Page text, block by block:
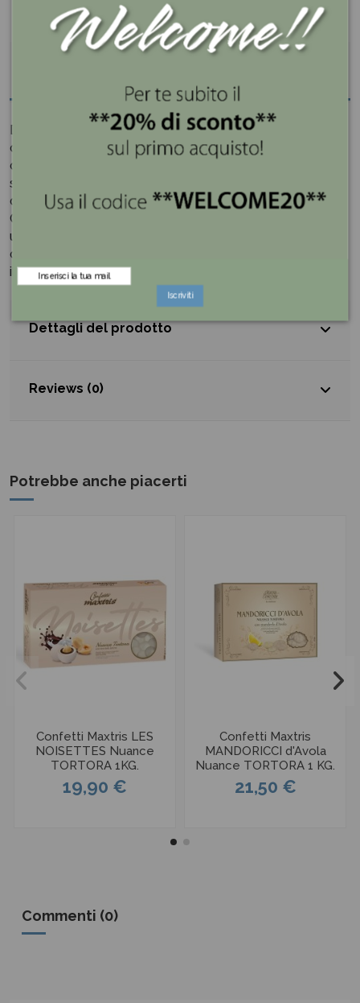
Dai un tocco di dolcezza e gioia alle tue celebrazioni
con l'esclusiva collezione di confettiMaxtris
confetto è un piccolo scrigno di felicità, pronto a
sprigionare allegria e colore durante i momenti speciali
della tua vita.
Che tu stia celebrando un compleanno, un matrimonio,
una laurea o semplicemente la gioia di vivere, i nostri
confetti sono pronti a essere la scintilla di felicità che
illumina il tuo evento.
Dettagli del prodotto
Reviews (0)
Potrebbe anche piacerti
Confetti Maxtris LES
NOISETTES Nuance
TORTORA 1KG.
19,90 €
Confetti Maxtris
MANDORICCI d'Avola
Nuance TORTORA 1 KG.
21,50 €
Commenti (0)
Iscriviti